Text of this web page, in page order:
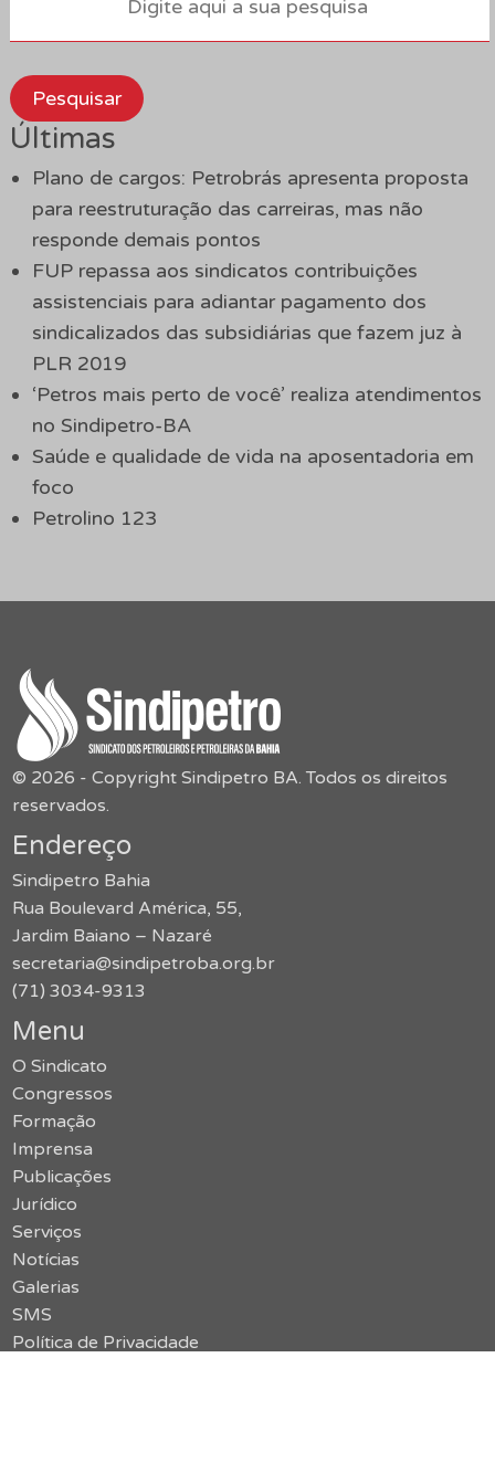
Pesquisar
Últimas
Plano de cargos: Petrobrás apresenta proposta
para reestruturação das carreiras, mas não
responde demais pontos
FUP repassa aos sindicatos contribuições
assistenciais para adiantar pagamento dos
sindicalizados das subsidiárias que fazem juz à
PLR 2019
‘Petros mais perto de você’ realiza atendimentos
no Sindipetro-BA
Saúde e qualidade de vida na aposentadoria em
foco
Petrolino 123
© 2026 - Copyright Sindipetro BA. Todos os direitos
reservados.
Endereço
Sindipetro Bahia
Rua Boulevard América, 55,
Jardim Baiano – Nazaré
secretaria@sindipetroba.org.br
(71) 3034-9313
Menu
O Sindicato
Congressos
Formação
Imprensa
Publicações
Jurídico
Serviços
Notícias
Galerias
SMS
Política de Privacidade